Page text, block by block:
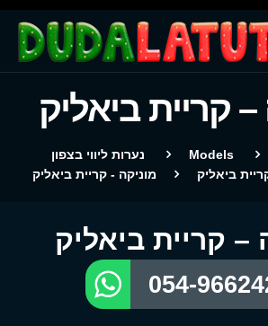
– קריית ביאליק
Models
נערות ליווי בצפון
ביאליק
מוניקה - קריית ביאליק
– קריית ביאליק
054-